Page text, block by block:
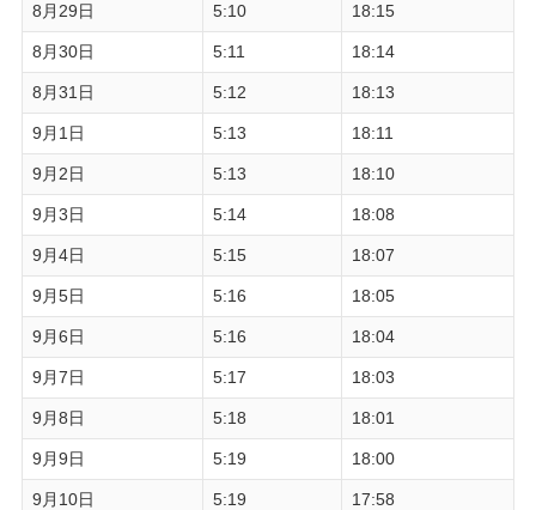
8月29日 5:10 18:15
8月30日 5:11 18:14
8月31日 5:12 18:13
9月1日 5:13 18:11
9月2日 5:13 18:10
9月3日 5:14 18:08
9月4日 5:15 18:07
9月5日 5:16 18:05
9月6日 5:16 18:04
9月7日 5:17 18:03
9月8日 5:18 18:01
9月9日 5:19 18:00
9月10日 5:19 17:58